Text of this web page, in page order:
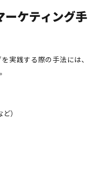
ケティング手
実践する際の手法には、
）